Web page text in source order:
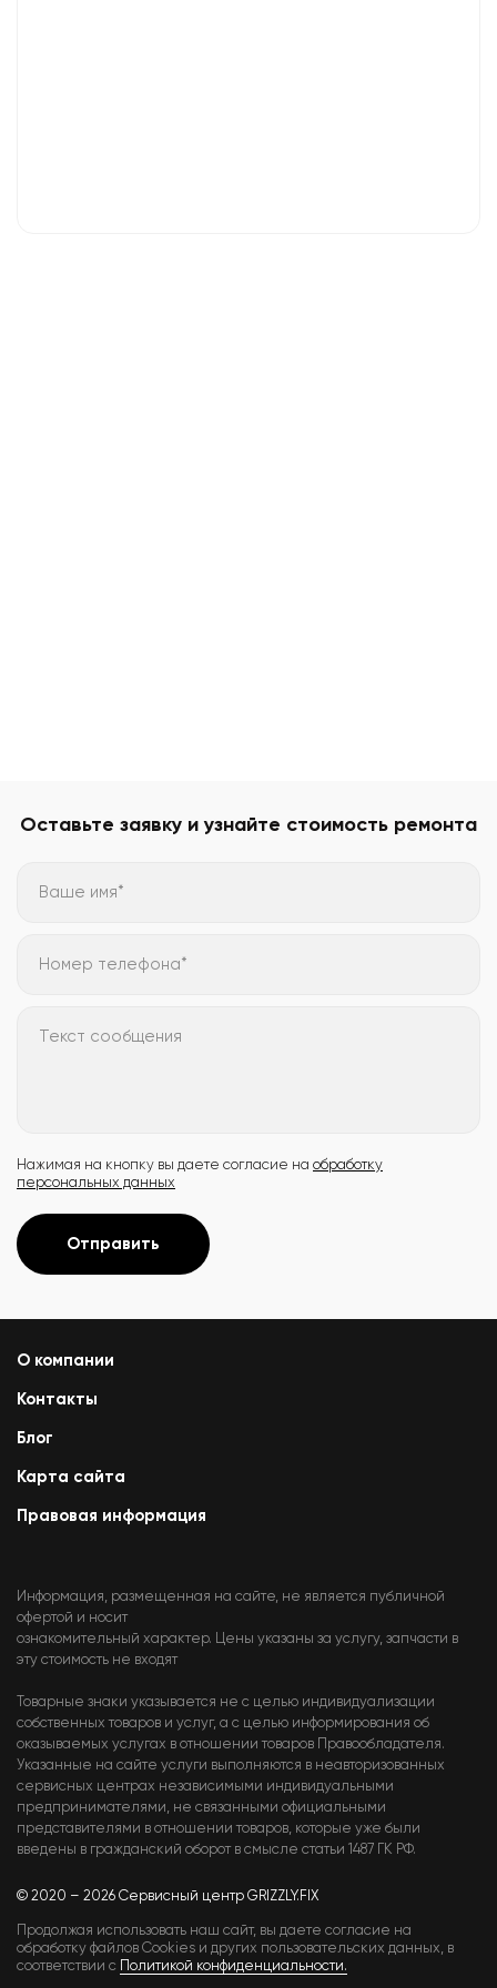
Оставьте заявку и узнайте стоимость ремонта
Ваше имя*
Номер телефона*
Текст сообщения
Нажимая на кнопку вы даете согласие на обработку
персональных данных
Отправить
О компании
Контакты
Блог
Карта сайта
Правовая информация
Информация, размещенная на сайте, не является публичной
офертой и носит
ознакомительный характер. Цены указаны за услугу, запчасти в
эту стоимость не входят
Товарные знаки указывается не с целью индивидуализации
собственных товаров и услуг, а с целью информирования об
оказываемых услугах в отношении товаров Правообладателя.
Указанные на сайте услуги выполняются в неавторизованных
сервисных центрах независимыми индивидуальными
предпринимателями, не связанными официальными
представителями в отношении товаров, которые уже были
введены в гражданский оборот в смысле статьи 1487 ГК РФ.
© 2020 – 2026 Сервисный центр GRIZZLY.FIX
Продолжая использовать наш сайт, вы даете согласие на
обработку файлов Cookies и других пользовательских данных, в
соответствии с Политикой конфиденциальности.